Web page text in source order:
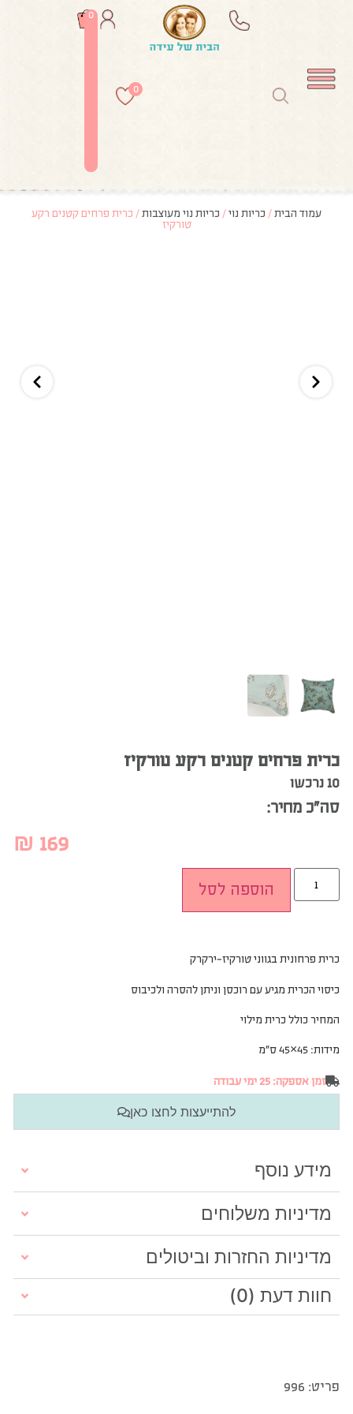
0
0
עמוד הבית/ כריות נוי/ כריות נוי מעוצבות/ כרית פרחים קטנים רקע
טורקיז
כרית פרחים קטנים רקע טורקיז
10 נרכשו
סה”כ מחיר:
₪ 169
הוספה לסל
כרית פרחונית בגווני טורקיז-ירקרק
כיסוי הכרית מגיע עם רוכסן וניתן להסרה ולכיבוס
המחיר כולל כרית מילוי
מידות: 45×45 ס”מ
זמן אספקה: 25 ימי עבודה
להתייעצות לחצו כאן
מידע נוסף
מדיניות משלוחים
מדיניות החזרות וביטולים
חוות דעת (0)
פריט: 996